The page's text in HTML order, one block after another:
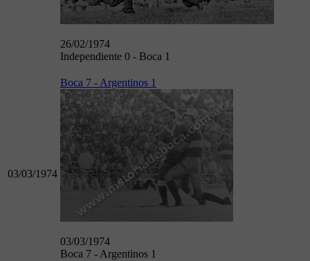
26/02/1974
Independiente 0 - Boca 1
03/03/1974
Boca 7 - Argentinos 1
03/03/1974
Boca 7 - Argentinos 1